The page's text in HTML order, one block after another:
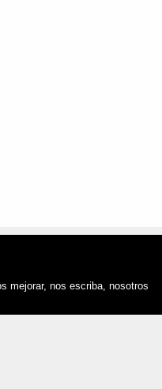
mejorar, nos escriba, nosotros